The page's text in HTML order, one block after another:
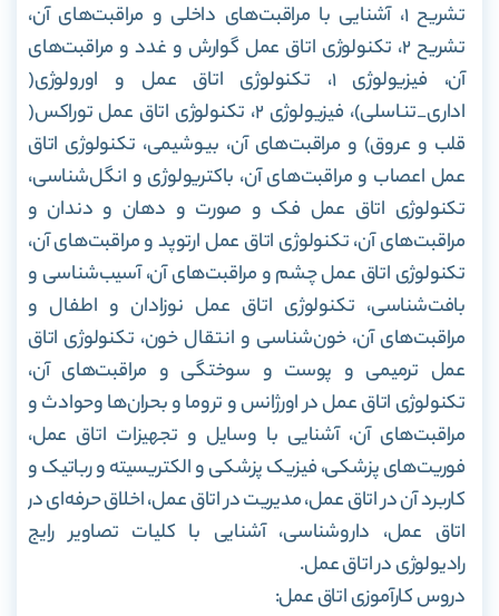
تشریح ۱، آشنایی با مراقبت‌های داخلی و مراقبت‌های آن،
تشریح ۲، تکنولوژی اتاق عمل گوارش و غدد و مراقبت‌های
آن، فیزیولوژی ۱، تکنولوژی اتاق عمل و اورولوژی(
اداری_تناسلی)، فیزیولوژی ۲، تکنولوژی اتاق عمل توراکس(
قلب و عروق) و مراقبت‌های آن، بیوشیمی، تکنولوژی اتاق
عمل اعصاب و مراقبت‌های آن، باکتریولوژی و انگل‌شناسی،
تکنولوژی اتاق عمل فک و صورت و دهان و دندان و
مراقبت‌های آن، تکنولوژی اتاق عمل ارتوپد و مراقبت‌های آن،
تکنولوژی اتاق عمل چشم و مراقبت‌های آن، آسیب‌شناسی و
بافت‌شناسی، تکنولوژی اتاق عمل نوزادان و اطفال و
مراقبت‌های آن، خون‌شناسی و انتقال خون، تکنولوژی اتاق
عمل ترمیمی و پوست و سوختگی و مراقبت‌های آن،
تکنولوژی اتاق عمل در اورژانس و تروما و بحران‌ها وحوادث و
مراقبت‌های آن، آشنایی با وسایل و تجهیزات اتاق عمل،
فوریت‌های پزشکی، فیزیک پزشکی و الکتریسیته و رباتیک و
کاربرد آن در اتاق عمل، مدیریت در اتاق عمل، اخلاق حرفه‌ای در
اتاق عمل، دارو‌شناسی، آشنایی با کلیات تصاویر رایج
رادیولوژی در اتاق عمل.
دروس کار‌آموزی اتاق عمل: